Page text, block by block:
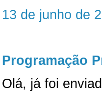
13 de junho de
Programação
Olá, já foi